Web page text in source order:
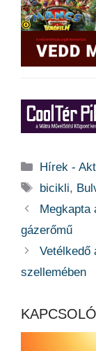
Kategória
Hírek -
Címkék
bicikli,
Megkapta
gázerőmű
Vetélkedő
szellemében